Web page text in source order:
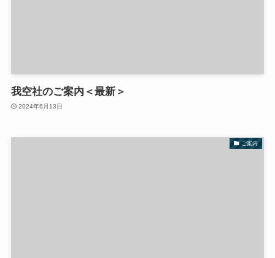
我空社のご案内＜最新＞
2024年6月13日
ご案内